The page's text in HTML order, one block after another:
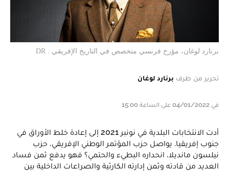
برنارد لوغان، مؤرخ فرنسي متخصص في التاريخ الإفريقي . DR
تحرير من طرف برنارد لوغان
في 04/01/2022 على الساعة 15:00
أدت الانتخابات البلدية في نونبر 2021 إلى إعادة خلط الأوراق في
جنوب إفريقيا. يواصل حزب المؤتمر الوطني الإفريقي، حزب
نيلسون مانديلا، انحداره البطيء والحتمي؟ فهو يدفع ثمن فساد
العديد من قادته وثمن إدارته الكارثية والصراعات الداخلية بين